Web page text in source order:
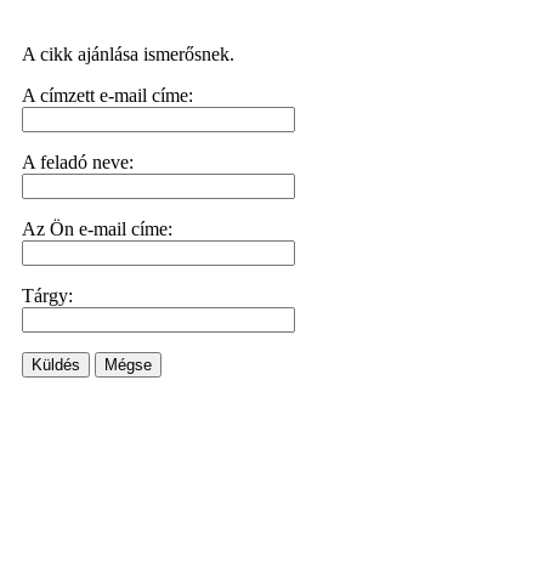
A cikk ajánlása ismerősnek.
A címzett e-mail címe:
A feladó neve:
Az Ön e-mail címe:
Tárgy:
Küldés Mégse